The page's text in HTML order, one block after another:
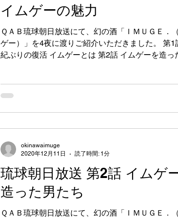
イムゲーの魅力
ＱＡＢ琉球朝日放送にて、幻の酒「ＩＭＵＧＥ．
ゲー）」を4夜に渡りご紹介いただきました。 第1
紀ぶりの復活 イムゲーとは 第2話 イムゲーを造っ
琉球朝日放送 第2話 イムゲ
造った男たち
ＱＡＢ琉球朝日放送にて、幻の酒「ＩＭＵＧＥ．
okinawaimuge
2020年12月11日
読了時間: 1分